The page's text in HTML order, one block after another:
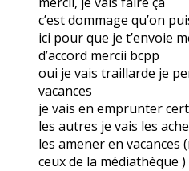
c’est dommage qu’on
ici pour que je t’envoie
d’accord mercii bcpp
oui je vais traillarde je
vacances
je vais en emprunter
les autres je vais les
les amener en vacances
ceux de la médiathèque )